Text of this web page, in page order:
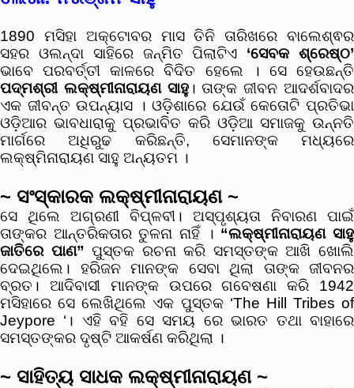
1890 ମସିହା ଅକ୍ଟୋବର ମାସ ତିନି ତାରିଖରେ ବାଲେଶ୍ଵର
ସହର ଓଲନ୍ଦା ସାହିରେ ଜନ୍ମିତ ପିଲାଟିଏ ‘ସେବକ ଶ୍ରେଷ୍ଠ’
ଭାବେ ପରବର୍ତ୍ତୀ କାଳରେ ବିଦିତ ହେଲେ । ସେ ହେଉଛନ୍ତି
ପଦ୍ମଶ୍ରୀ ଲକ୍ଷ୍ମୀନାରାୟଣ ସାହୁ। ତାଙ୍କ ଜୀବନ ଆଦର୍ଶବାଦର
ଏକ ଜୀବନ୍ତ ଉପନ୍ୟାସ । ଓଡ଼ିଶାରେ ଯେଉଁ କେତୋଟି ପ୍ରତିଭା
ଓଡ଼ିଆର ଭାବଧାରାକୁ ପ୍ରଭାବିତ କରି ଓଡ଼ିଆ ସମାଜକୁ ଉନ୍ନତି
ମାର୍ଗରେ ଅଧିରୁଢ କରିଛନ୍ତି, ସେମାନଙ୍କ ମଧ୍ୟରେ
ଲକ୍ଷ୍ମିନାରାୟଣ ସାହୁ ଅନ୍ୟତମ ।
~ ସଂସ୍କାରକ ଲକ୍ଷ୍ମୀନାରାୟଣ ~
ସେ ଥିଲେ ଅଗ୍ରଣୀ ବିପ୍ଳବୀ। ଅସ୍ପୃଶ୍ୟତା ନିବାରଣ ପାଇଁ
ତାଙ୍କର ଆନ୍ତରିକତାର ତୁଳନା ନାହିଁ । “ଲକ୍ଷ୍ମୀନାରାୟଣ ସାହୁ
ଜାତିରେ ପାଣ” ପୁସ୍ତକ ରଚନା କରି ସମସ୍ତଙ୍କ ଆଖି ଖୋଲି
ଦେଇଥିଲେ। ହରିଜନ ମାନଙ୍କ ସେବା ଥିଲା ତାଙ୍କ ଜୀବନର
ବ୍ରତ। ଆଦିବାସୀ ମାନଙ୍କ ଉପରେ ଗବେଷଣା କରି 1942
ମସିହାରେ ସେ ଲେଖିଥିଲେ ଏକ ପୁସ୍ତକ ‘The Hill Tribes of
Jeypore ‘। ଏହି ବହି ସେ ସମୟ ରେ ଭାରତ ତଥା ବାହାରେ
ସମସ୍ତଙ୍କର ଦୃଷ୍ଟି ଆକର୍ଷଣ କରିଥିଲା ।
~ ସାହିତ୍ୟ ସାଧକ ଲକ୍ଷ୍ମୀନାରାୟଣ ~